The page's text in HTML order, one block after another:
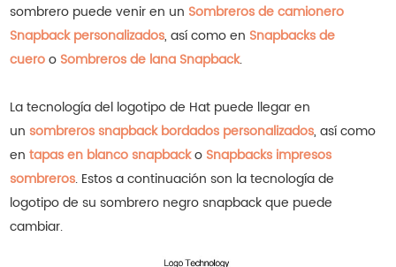
sombrero puede venir en un Sombreros de camionero
Snapback personalizados, así como en Snapbacks de
cueroo Sombreros de lana Snapback.
La tecnología del logotipo de Hat puede llegar en
un sombreros snapback bordados personalizados, así como
entapas en blanco snapbacko Snapbacks impresos
sombreros. Estos a continuación son la tecnología de
logotipo de su sombrero negro snapback que puede
cambiar.